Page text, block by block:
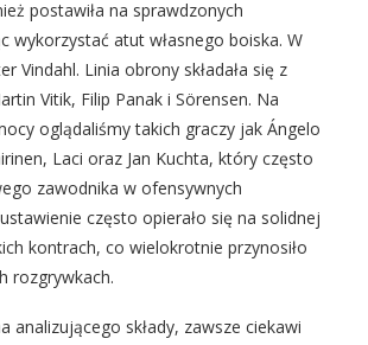
postawiła na sprawdzonych
wykorzystać atut własnego boiska. W
Vindahl. Linia obrony składała się z
Vitik, Filip Panak i Sörensen. Na
oglądaliśmy takich graczy jak Ángelo
Laci oraz Jan Kuchta, który często
zawodnika w ofensywnych
często opierało się na solidnej
kontrach, co wielokrotnie przynosiło
rozgrywkach.
analizującego składy, zawsze ciekawi